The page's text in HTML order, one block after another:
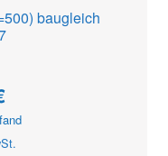
baugleich